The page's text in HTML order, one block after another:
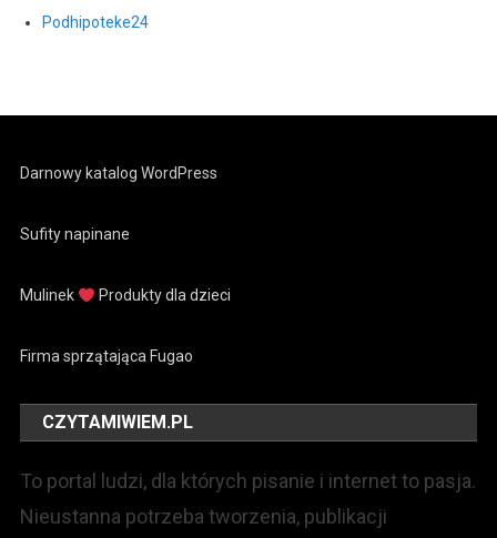
Podhipoteke24
Darnowy katalog WordPress
Sufity napinane
Mulinek Produkty dla dzieci
Firma sprzątająca Fugao
CZYTAMIWIEM.PL
To portal ludzi, dla których pisanie i internet to pasja.
Nieustanna potrzeba tworzenia, publikacji